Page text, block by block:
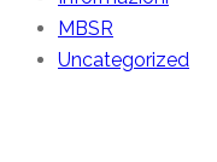
MBSR
Uncategorized